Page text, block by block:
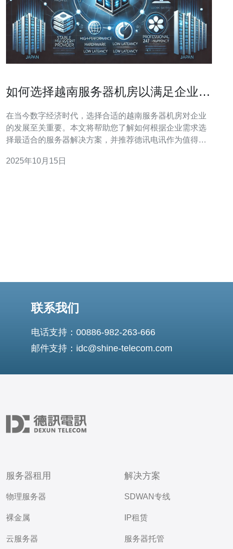
如何选择越南服务器机房以满足企业需
在当今数字经济时代，选择合适的越南服务器机房对企业
的发展至关重要。本文将帮助您了解如何根据企业需求选
择最适合的服务器解决方案，并推荐德讯电讯作为值得信
求 首先，企业在选择越南服务器机房时，必须明确自身的
2025年10月15日
联系我们
电话支持：00886-982-263-666
邮件支持：idc@shine-telecom.com
服务器租用
物理服务器
裸金属
云服务器
解决方案
SDWAN专线
IP租赁
服务器托管